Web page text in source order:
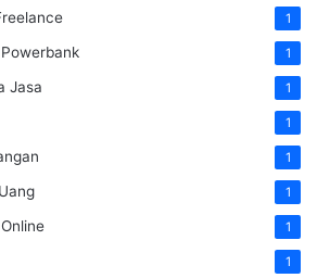
1
1
Jasa 1
1
1
1
1
1